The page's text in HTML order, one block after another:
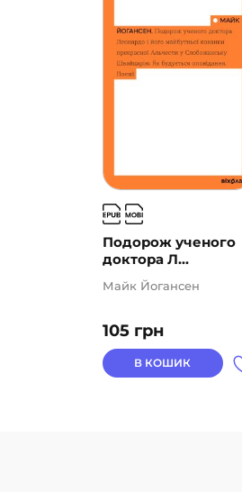
Подорож ученого
доктора Л...
105 грн
Майк Йогансен
В КОШИК